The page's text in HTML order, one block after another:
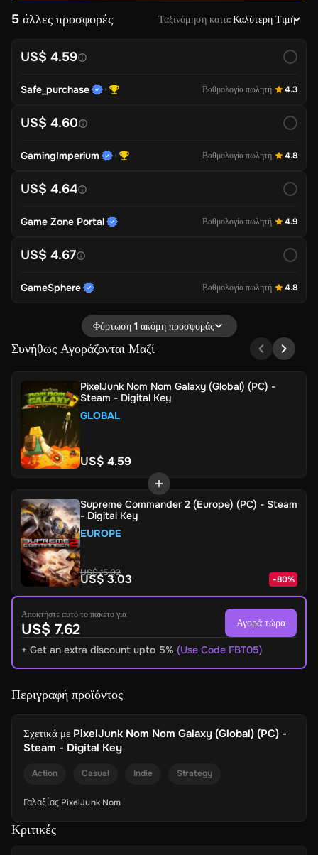
5 άλλες προσφορές Ταξινόμηση κατά:Καλύτερη Τιμή
US$ 4.59
Safe_purchase Βαθμολογία πωλητή 4.3
US$ 4.60
GamingImperium Βαθμολογία πωλητή 4.8
US$ 4.64
Game Zone Portal Βαθμολογία πωλητή 4.9
US$ 4.67
GameSphere Βαθμολογία πωλητή 4.8
Φόρτωση 1 ακόμη προσφοράς
Συνήθως Αγοράζονται Μαζί
PixelJunk Nom Nom Galaxy (Global) (PC) -
Steam - Digital Key
GLOBAL
US$ 4.59
Supreme Commander 2 (Europe) (PC) - Steam
- Digital Key
EUROPE
US$ 15.02
US$ 3.03 -80%
Αποκτήστε αυτό το πακέτο για
US$ 7.62 Αγορά τώρα
+ Get an extra discount upto 5% (Use Code FBT05)
Περιγραφή προϊόντος
Σχετικά με PixelJunk Nom Nom Galaxy (Global) (PC) -
Steam - Digital Key
Action Casual Indie Strategy
Γαλαξίας PixelJunk Nom
Κριτικές